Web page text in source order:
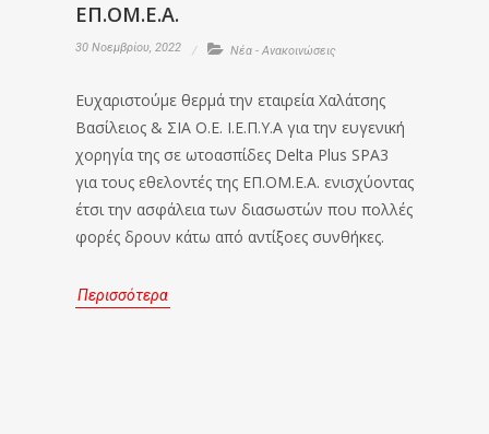
ΕΠ.ΟΜ.Ε.Α.
30 Νοεμβρίου, 2022 Νέα - Ανακοινώσεις
Ευχαριστούμε θερμά την εταιρεία Χαλάτσης
Βασίλειος & ΣΙΑ Ο.Ε. Ι.Ε.Π.Υ.Α για την ευγενική
χορηγία της σε ωτοασπίδες Delta Plus SPA3
για τους εθελοντές της ΕΠ.ΟΜ.Ε.Α. ενισχύοντας
έτσι την ασφάλεια των διασωστών που πολλές
φορές δρουν κάτω από αντίξοες συνθήκες.
Περισσότερα